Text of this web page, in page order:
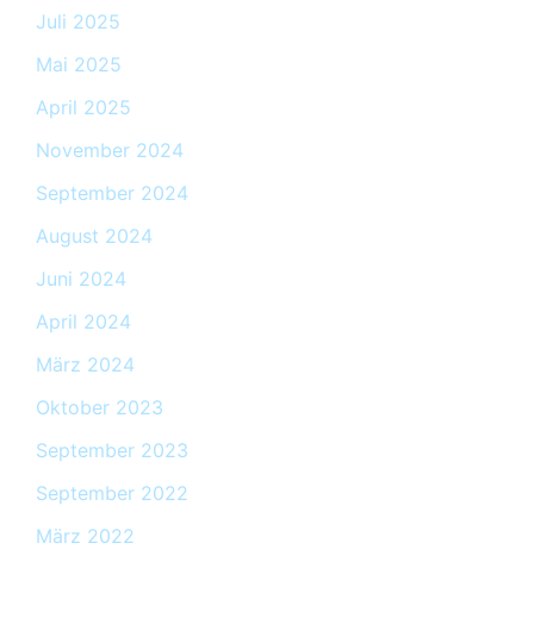
Juli 2025
Mai 2025
April 2025
November 2024
September 2024
August 2024
Juni 2024
April 2024
März 2024
Oktober 2023
September 2023
September 2022
März 2022